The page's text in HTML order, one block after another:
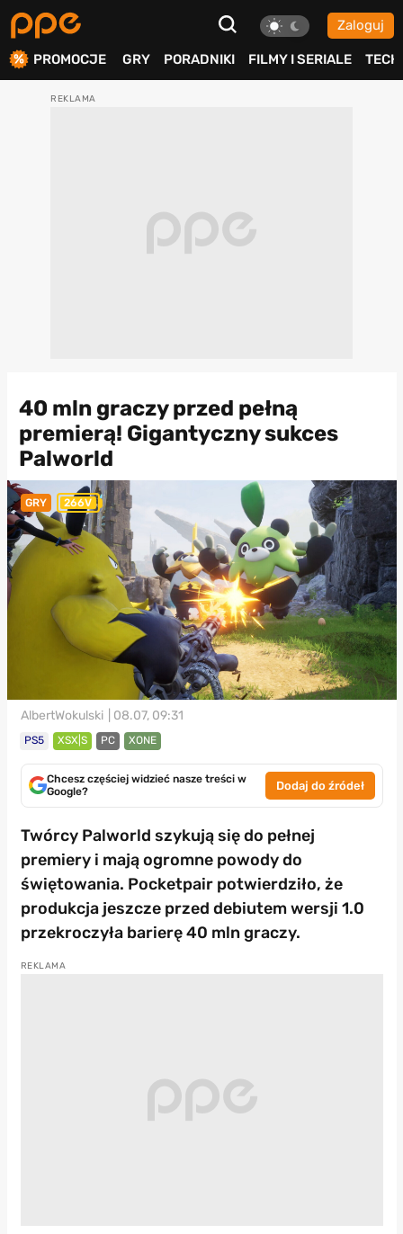
Zaloguj
PROMOCJE GRY PORADNIKI FILMY I SERIALE TECH
40 mln graczy przed pełną
premierą! Gigantyczny sukces
Palworld
GRY 266V
AlbertWokulski | 08.07, 09:31
PS5 XSX|S PC XONE
Chcesz częściej widzieć nasze treści w
Google?
Dodaj do źródeł
Twórcy Palworld szykują się do pełnej
premiery i mają ogromne powody do
świętowania. Pocketpair potwierdziło, że
produkcja jeszcze przed debiutem wersji 1.0
przekroczyła barierę 40 mln graczy.